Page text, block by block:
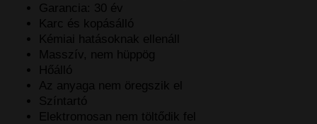
Garancia: 30 év
Karc és kopásálló
Kémiai hatásoknak ellenáll
Masszív, nem hüppög
Hőálló
Az anyaga nem öregszik el
Színtartó
Elektromosan nem töltődik fel